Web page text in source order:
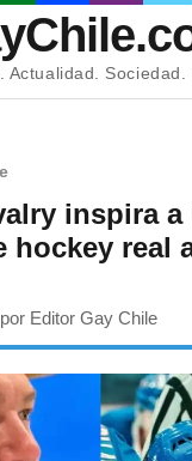
Actualidad. Sociedad.
inspira a
hockey real
por Editor Gay Chile